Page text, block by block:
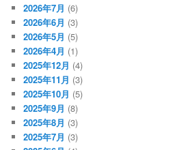
2026年7月 (6)
2026年6月 (3)
2026年5月 (5)
2026年4月 (1)
2025年12月 (4)
2025年11月 (3)
2025年10月 (5)
2025年9月 (8)
2025年8月 (3)
2025年7月 (3)